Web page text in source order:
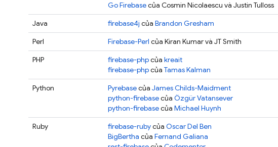
Go Firebasecủa Cosmin Nicolaescu và Justin Tulloss
Java
firebase4j của Brandon Gresham
Perl
Firebase-Perl của Kiran Kumar và JT Smith
PHP
firebase-phpcủa kreait
firebase-phpcủa Tamas Kalman
Python
Pyrebasecủa James Childs-Maidment
python-firebasecủa Özgür Vatansever
python-firebasecủa Michael Huynh
Ruby
firebase-rubycủa Oscar Del Ben
BigBertha của Fernand Galiana